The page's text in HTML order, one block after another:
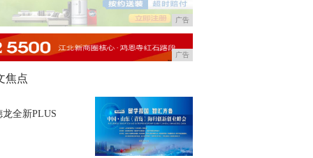
广告
广告
焦点
龙全新PLUS